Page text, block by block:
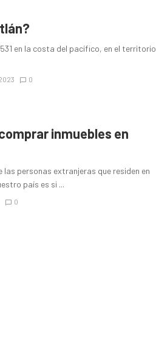
en la costa del pacífico, en el territorio
0
inmuebles en
personas extranjeras que residen en
país es si ...
0